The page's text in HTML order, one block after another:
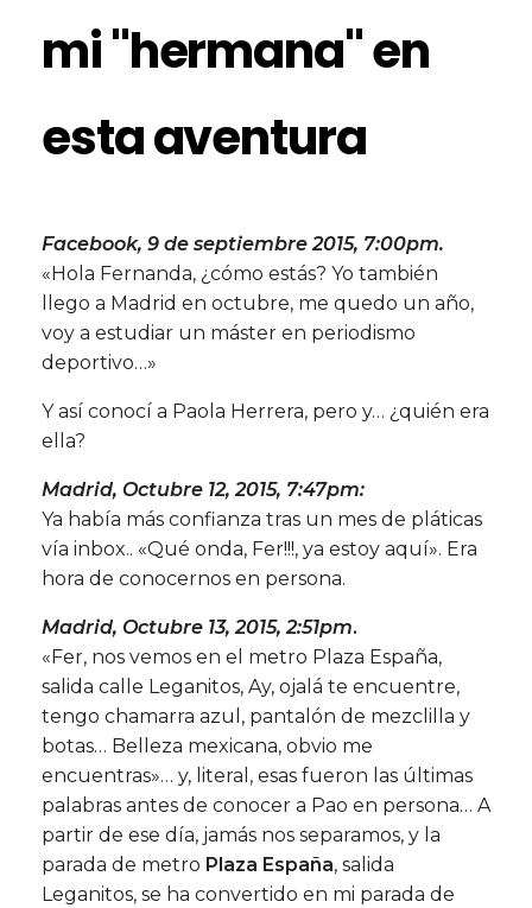
mi "hermana" en
esta aventura
Facebook, 9 de septiembre 2015, 7:00pm.
«Hola Fernanda, ¿cómo estás? Yo también
llego a Madrid en octubre, me quedo un año,
voy a estudiar un máster en periodismo
deportivo…»
Y así conocí a Paola Herrera, pero y… ¿quién era
ella?
Madrid, Octubre 12, 2015, 7:47pm:
Ya había más confianza tras un mes de pláticas
vía inbox.. «Qué onda, Fer!!!, ya estoy aquí». Era
hora de conocernos en persona.
Madrid, Octubre 13, 2015, 2:51pm.
«Fer, nos vemos en el metro Plaza España,
salida calle Leganitos, Ay, ojalá te encuentre,
tengo chamarra azul, pantalón de mezclilla y
botas… Belleza mexicana, obvio me
encuentras»… y, literal, esas fueron las últimas
palabras antes de conocer a Pao en persona… A
partir de ese día, jamás nos separamos, y la
parada de metro Plaza España, salida
Leganitos, se ha convertido en mi parada de